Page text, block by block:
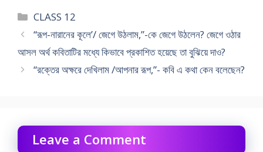
Categories
CLASS 12
“রূপ-নারানের কূলে’/ জেগে উঠলাম,”-কে জেগে উঠলেন? জেগে ওঠার
আসল অর্থ কবিতাটির মধ্যে কিভাবে প্রকাশিত হয়েছে তা বুঝিয়ে দাও?
“রক্তের অক্ষরে দেখিলাম /আপনার রূপ,”- কবি এ কথা কেন বলেছেন?
Leave a Comment